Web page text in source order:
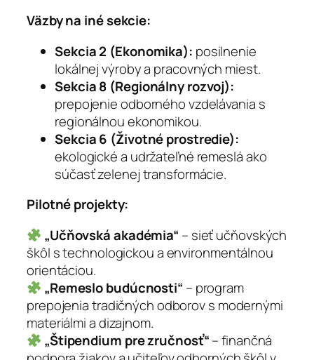
Väzby na iné sekcie:
Sekcia 2 (Ekonomika): posilnenie
lokálnej výroby a pracovných miest.
Sekcia 8 (Regionálny rozvoj):
prepojenie odborného vzdelávania s
regionálnou ekonomikou.
Sekcia 6 (Životné prostredie):
ekologické a udržateľné remeslá ako
súčasť zelenej transformácie.
Pilotné projekty:
„Učňovská akadémia“ – sieť učňovských
škôl s technologickou a environmentálnou
orientáciou.
„Remeslo budúcnosti“ – program
prepojenia tradičných odborov s modernými
materiálmi a dizajnom.
„Štipendium pre zručnosť“– finančná